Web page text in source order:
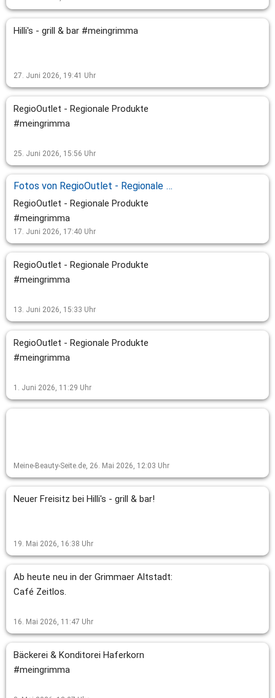
Hilli's - grill & bar #meingrimma
27. Juni 2026, 19:41 Uhr
RegioOutlet - Regionale Produkte
#meingrimma
25. Juni 2026, 15:56 Uhr
Fotos von RegioOutlet - Regionale Produktes Beitrag
RegioOutlet - Regionale Produkte
#meingrimma
17. Juni 2026, 17:40 Uhr
RegioOutlet - Regionale Produkte
#meingrimma
13. Juni 2026, 15:33 Uhr
RegioOutlet - Regionale Produkte
#meingrimma
1. Juni 2026, 11:29 Uhr
Meine-Beauty-Seite.de, 26. Mai 2026, 12:03 Uhr
Neuer Freisitz bei Hilli's - grill & bar!
19. Mai 2026, 16:38 Uhr
Ab heute neu in der Grimmaer Altstadt:
Café Zeitlos.
16. Mai 2026, 11:47 Uhr
Bäckerei & Konditorei Haferkorn
#meingrimma